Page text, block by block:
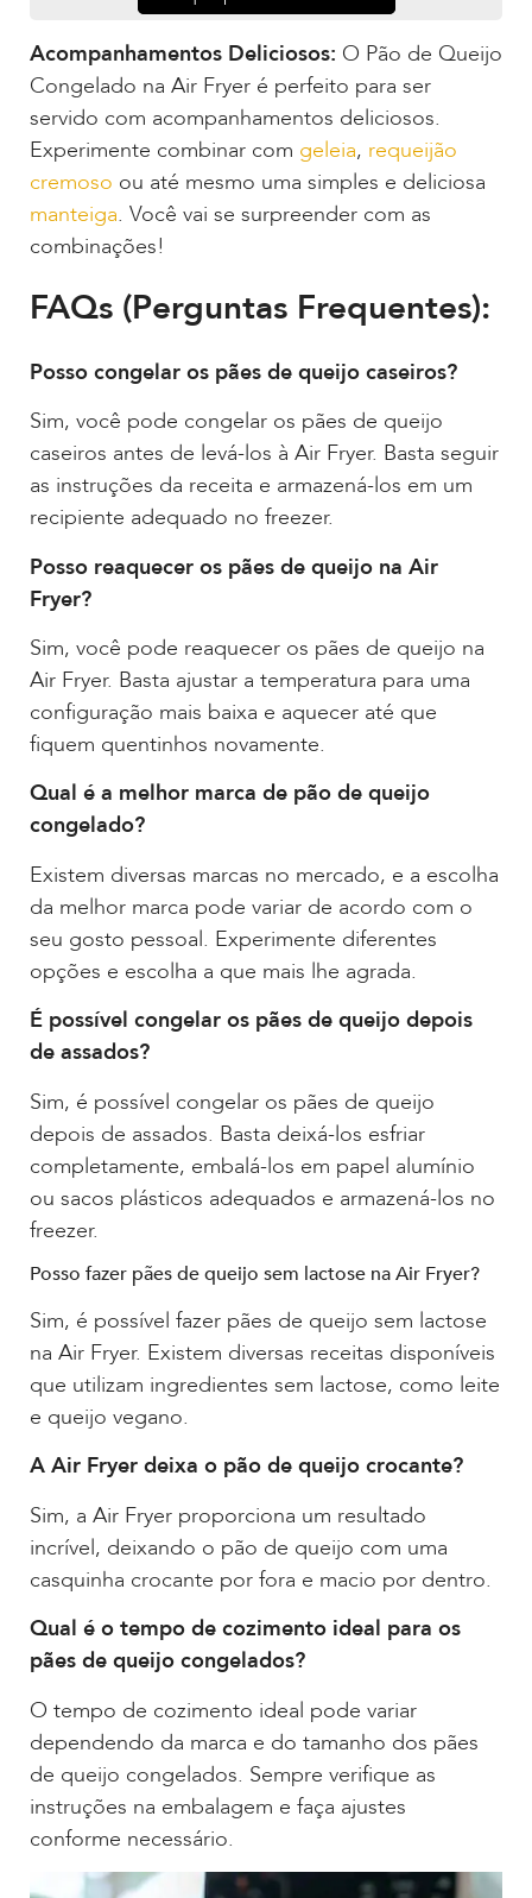
Acompanhamentos Deliciosos: O Pão de Queijo
Congelado na Air Fryer é perfeito para ser
servido com acompanhamentos deliciosos.
Experimente combinar com geleia, requeijão
cremoso ou até mesmo uma simples e deliciosa
manteiga. Você vai se surpreender com as
combinações!
FAQs (Perguntas Frequentes):
Posso congelar os pães de queijo caseiros?
Sim, você pode congelar os pães de queijo
caseiros antes de levá-los à Air Fryer. Basta seguir
as instruções da receita e armazená-los em um
recipiente adequado no freezer.
Posso reaquecer os pães de queijo na Air
Fryer?
Sim, você pode reaquecer os pães de queijo na
Air Fryer. Basta ajustar a temperatura para uma
configuração mais baixa e aquecer até que
fiquem quentinhos novamente.
Qual é a melhor marca de pão de queijo
congelado?
Existem diversas marcas no mercado, e a escolha
da melhor marca pode variar de acordo com o
seu gosto pessoal. Experimente diferentes
opções e escolha a que mais lhe agrada.
É possível congelar os pães de queijo depois
de assados?
Sim, é possível congelar os pães de queijo
depois de assados. Basta deixá-los esfriar
completamente, embalá-los em papel alumínio
ou sacos plásticos adequados e armazená-los no
freezer.
Posso fazer pães de queijo sem lactose na Air Fryer?
Sim, é possível fazer pães de queijo sem lactose
na Air Fryer. Existem diversas receitas disponíveis
que utilizam ingredientes sem lactose, como leite
e queijo vegano.
A Air Fryer deixa o pão de queijo crocante?
Sim, a Air Fryer proporciona um resultado
incrível, deixando o pão de queijo com uma
casquinha crocante por fora e macio por dentro.
Qual é o tempo de cozimento ideal para os
pães de queijo congelados?
O tempo de cozimento ideal pode variar
dependendo da marca e do tamanho dos pães
de queijo congelados. Sempre verifique as
instruções na embalagem e faça ajustes
conforme necessário.